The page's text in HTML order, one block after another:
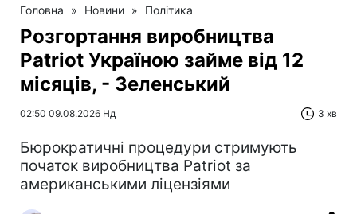
Головна » Новини » Політика
Розгортання виробництва
Patriot Україною займе від 12
місяців, - Зеленський
02:50 09.08.2026 Нд 3 хв
Бюрократичні процедури стримують
початок виробництва Patriot за
американськими ліцензіями